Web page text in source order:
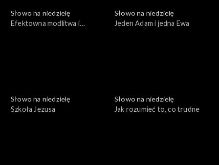
Słowo na niedzielę
Efektowna modlitwa i
Słowo na niedzielę
Jeden Adam i jedna Ewa
Słowo na niedzielę
Szkoła Jezusa
Słowo na niedzielę
Jak rozumieć to, co trudne